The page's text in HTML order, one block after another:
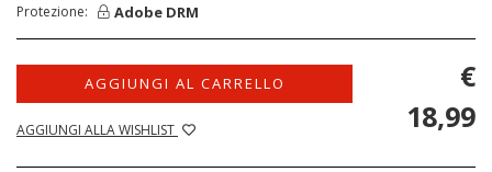
Protezione: Adobe DRM
AGGIUNGI AL CARRELLO
AGGIUNGI ALLA WISHLIST
€
18,99